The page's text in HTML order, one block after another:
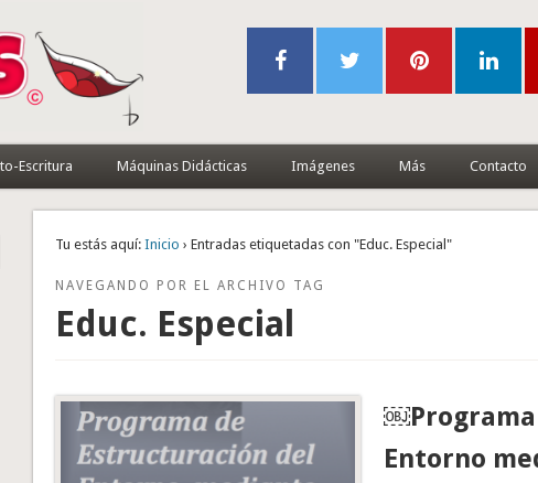
Escritura Máquinas Didácticas Imágenes Más Contacto
Tu estás aquí: Inicio › Entradas etiquetadas con "Educ. Especial"
NAVEGANDO POR EL ARCHIVO TAG
Educ. Especial
Entorno